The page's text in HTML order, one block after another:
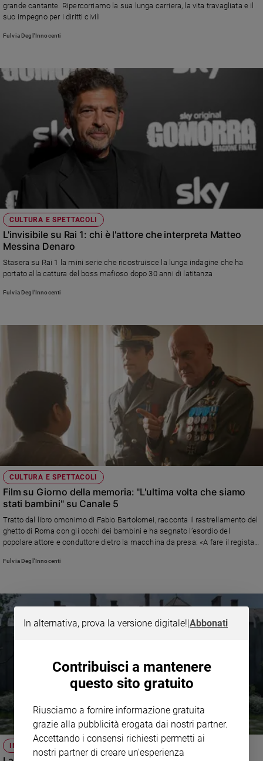
grande cantante. Ripercorriamo la sua lunga carriera, la vita travagliata e il
suo impegno per i diritti civili
Fulvia Degl'Innocenti
CULTURA E SPETTACOLI
L'invisibile su Rai 1: chi è l'attore che interpreta Matteo
Messina Denaro
Stasera su Rai 1 la mini serie che ricostruisce la lunga indagine che ha
portato alla cattura del boss mafioso dopo 30 anni di latitanza
Fulvia Degl'Innocenti
CULTURA E SPETTACOLI
Film su Giorno della memoria: "L'ultima volta che siamo
stati bambini" su Canale 5
Tratto dal libro omonimo di Fabio Bartolomei, racconta il rastrellamento del
ghetto di Roma con gli occhi dei bambini e ha segnato l’esordio del
popolare attore e conduttore dietro la macchina da presa: «A fare il regista
Fulvia Degl'Innocenti
INTERVISTA AL REGISTA
In alternativa, prova la versione digitale!|Abbonati
Contribuisci a mantenere
questo sito gratuito
Riusciamo a fornire informazione gratuita
grazie alla pubblicità erogata dai nostri partner.
Accettando i consensi richiesti permetti ai
nostri partner di creare un'esperienza